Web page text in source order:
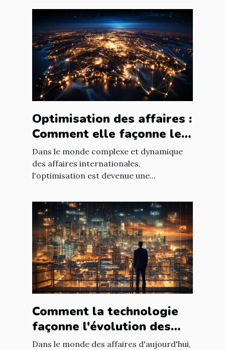
Optimisation des affaires :
Comment elle façonne le
paysage économique
international
Dans le monde complexe et dynamique
des affaires internationales,
l'optimisation est devenue une...
Comment la technologie
façonne l'évolution des
entreprises
Dans le monde des affaires d'aujourd'hui,